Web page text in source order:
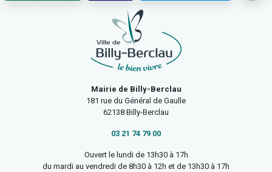
Mairie de Billy-Berclau
181 rue du Général de Gaulle
62138 Billy-Berclau
03 21 74 79 00
Ouvert le lundi de 13h30 à 17h
du mardi au vendredi de 8h30 à 12h et de 13h30 à 17h